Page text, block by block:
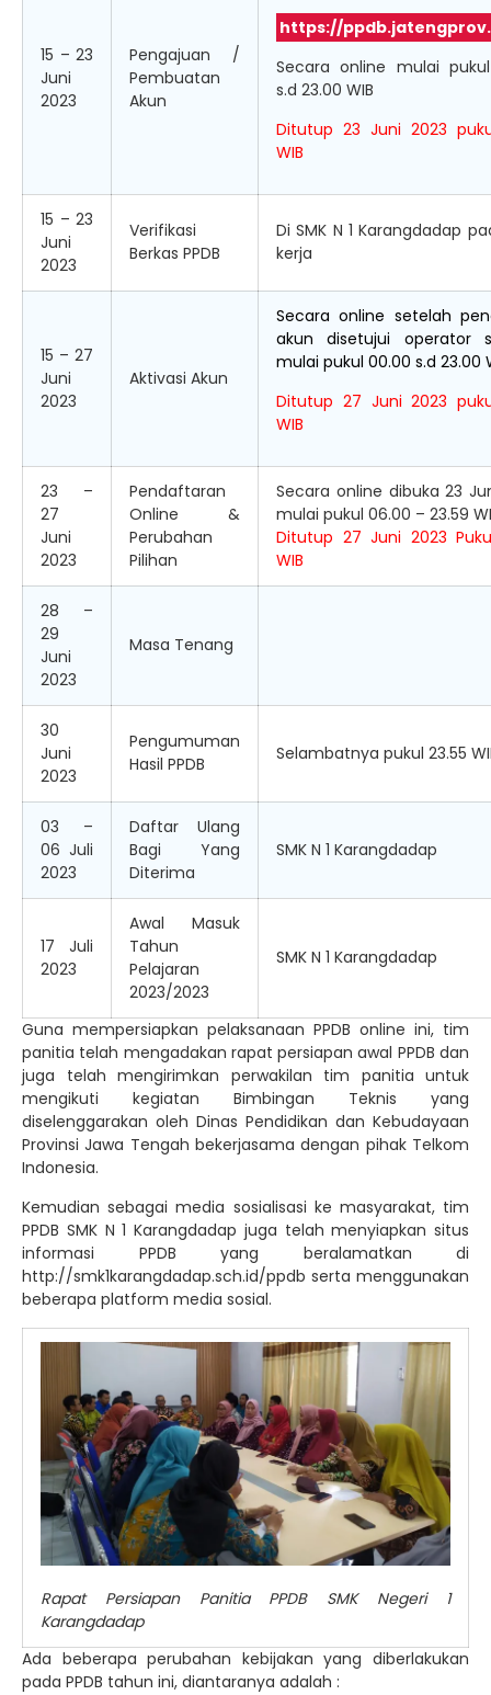
15 – 23
Juni
2023
Pengajuan /
Pembuatan
Akun
https://
Secara online mulai
s.d 23.00 WIB
Ditutup 23 Juni 2023
WIB
15 – 23
Juni
2023
Verifikasi
Berkas PPDB
Di SMK N 1 Karangdadap
kerja
15 – 27
Juni
2023
Aktivasi Akun
Secara online setelah
akun disetujui operator
mulai pukul 00.00 s.d 23.00
Ditutup 27 Juni 2023
WIB
23 –
27
Juni
2023
Pendaftaran
Online &
Perubahan
Pilihan
Secara online dibuka 23
mulai pukul 06.00 – 23.59
Ditutup 27 Juni 2023
WIB
28 –
29
Juni
2023
Masa Tenang
30
Juni
2023
Pengumuman
Hasil PPDB
Selambatnya pukul 23.55
03 –
06 Juli
2023
Daftar Ulang
Bagi Yang
Diterima
SMK N 1 Karangdadap
17 Juli
2023
Awal Masuk
Tahun
Pelajaran
2023/2023
SMK N 1 Karangdadap
Guna mempersiapkan pelaksanaan PPDB online ini, tim
panitia telah mengadakan rapat persiapan awal PPDB dan
juga telah mengirimkan perwakilan tim panitia untuk
mengikuti kegiatan Bimbingan Teknis yang
diselenggarakan oleh Dinas Pendidikan dan Kebudayaan
Provinsi Jawa Tengah bekerjasama dengan pihak Telkom
Indonesia.
Kemudian sebagai media sosialisasi ke masyarakat, tim
PPDB SMK N 1 Karangdadap juga telah menyiapkan situs
informasi PPDB yang beralamatkan di
http://smk1karangdadap.sch.id/ppdb serta menggunakan
beberapa platform media sosial.
Rapat Persiapan Panitia PPDB SMK Negeri 1
Karangdadap
Ada beberapa perubahan kebijakan yang diberlakukan
pada PPDB tahun ini, diantaranya adalah :